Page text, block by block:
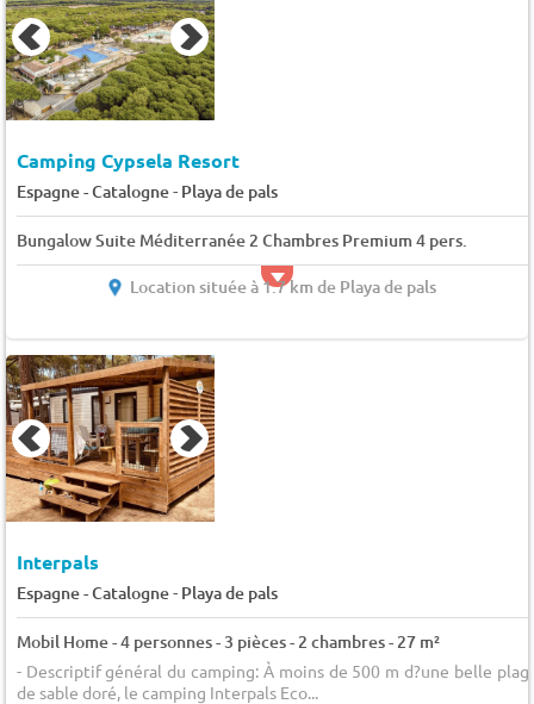
Camping Cypsela Resort
Espagne - Catalogne- Playa de pals
Bungalow Suite Méditerranée 2 Chambres Premium 4 pers.
Location située à 1.7 km de Playa de pals
Interpals
Espagne - Catalogne- Playa de pals
Mobil Home - 4 personnes - 3 pièces - 2 chambres - 27 m²
- Descriptif général du camping: À moins de 500 m d?une belle
de sable doré, le camping Interpals Eco...